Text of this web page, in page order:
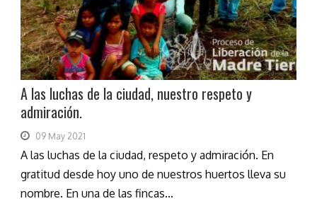
A las luchas de la ciudad, nuestro respeto y
admiración.
09 May 2021
A las luchas de la ciudad, respeto y admiración. En
gratitud desde hoy uno de nuestros huertos lleva su
nombre. En una de las fincas...